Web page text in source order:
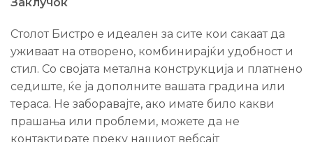
Столот Бистро е идеален за сите кои сакаат да
уживаат на отворено, комбинирајќи удобност и
стил. Со својата метална конструкција и платнено
седиште, ќе ја дополните вашата градина или
тераса. Не заборавајте, ако имате било какви
прашања или проблеми, можете да не
контактирате преку нашиот вебсајт